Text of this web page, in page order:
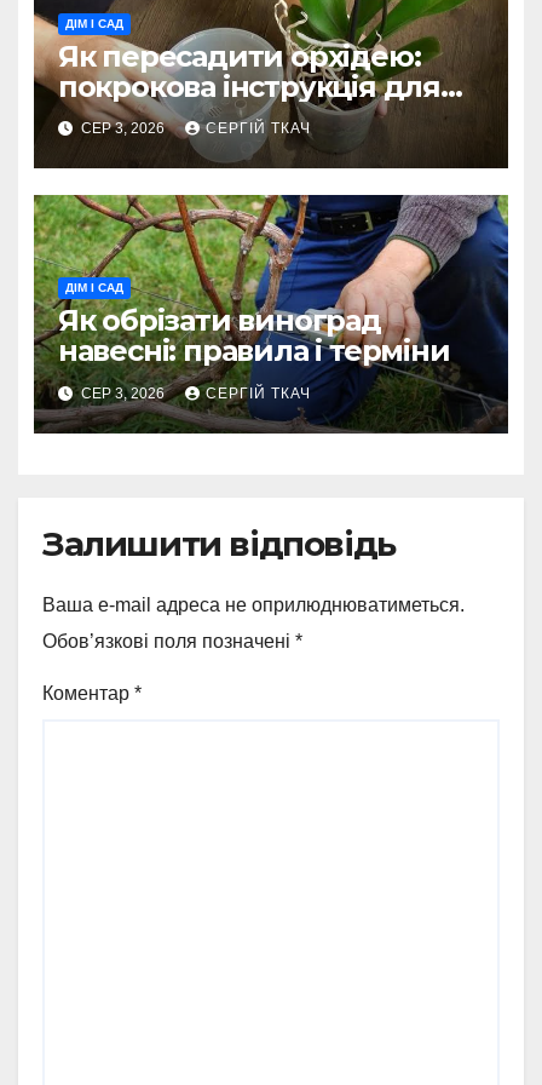
ДІМ І САД
Як пересадити орхідею:
покрокова інструкція для
фаленопсиса
СЕР 3, 2026 СЕРГІЙ ТКАЧ
ДІМ І САД
Як обрізати виноград
навесні: правила і терміни
СЕР 3, 2026 СЕРГІЙ ТКАЧ
Залишити відповідь
Ваша e-mail адреса не оприлюднюватиметься.
Обов’язкові поля позначені *
Коментар *